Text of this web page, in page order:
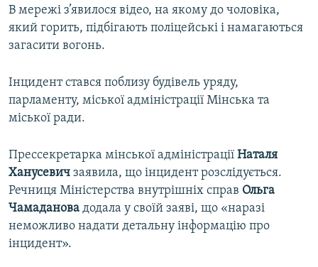
В мережі з’явилося відео, на якому до чоловіка,
який горить, підбігають поліцейські і намагаються
загасити вогонь.
Інцидент стався поблизу будівель уряду,
парламенту, міської адміністрації Мінська та
міської ради.
Прессекретарка мінської адміністрації Наталя
Ханусевич заявила, що інцидент розслідується.
Речниця Міністерства внутрішніх справ Ольга
Чамаданова додала у своїй заяві, що «наразі
неможливо надати детальну інформацію про
інцидент».